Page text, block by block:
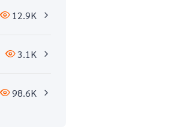
12.9K
3.1K
98.6K